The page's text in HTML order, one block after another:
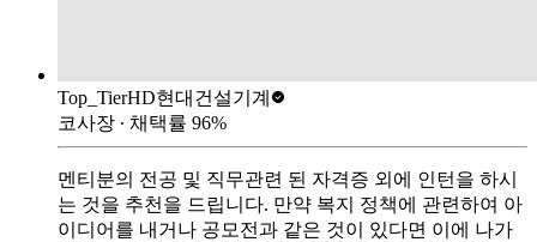
Top_TierHD현대건설기계
코사장 ∙ 채택률 96%
멘티분의 전공 및 직무관련 된 자격증 외에 인턴을 하시
는 것을 추천을 드립니다. 만약 복지 정책에 관련하여 아
이디어를 내거나 공모전과 같은 것이 있다면 이에 나가